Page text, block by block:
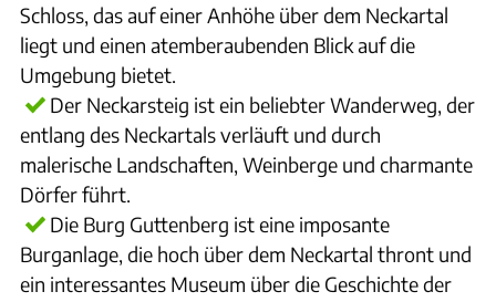
Schloss, das auf einer Anhöhe über dem Neckartal
liegt und einen atemberaubenden Blick auf die
Umgebung bietet.
Der Neckarsteig ist ein beliebter Wanderweg, der
entlang des Neckartals verläuft und durch
malerische Landschaften, Weinberge und charmante
Dörfer führt.
Die Burg Guttenberg ist eine imposante
Burganlage, die hoch über dem Neckartal thront und
ein interessantes Museum über die Geschichte der